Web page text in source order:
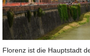
Florenz ist die Hauptstadt